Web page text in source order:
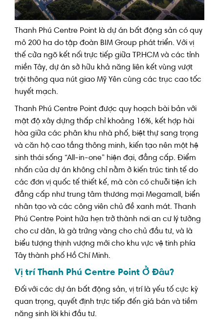
Thanh Phú Centre Point là dự án bất động sản có quy
mô 200 ha do tập đoàn BIM Group phát triển. Với vị
thế cửa ngõ kết nối trực tiếp giữa TP.HCM và các tỉnh
miền Tây, dự án sở hữu khả năng liên kết vùng vượt
trội thông qua nút giao Mỹ Yên cùng các trục cao tốc
huyết mạch.
Thanh Phú Centre Point được quy hoạch bài bản với
mật độ xây dựng thấp chỉ khoảng 16%, kết hợp hài
hòa giữa các phân khu nhà phố, biệt thự sang trọng
và căn hộ cao tầng thông minh, kiến tạo nên một hệ
sinh thái sống “All-in-one” hiện đại, đẳng cấp. Điểm
nhấn của dự án không chỉ nằm ở kiến trúc tinh tế do
các đơn vị quốc tế thiết kế, mà còn có chuỗi tiện ích
đẳng cấp như trung tâm thương mại Megamall, biển
nhân tạo và các công viên chủ đề xanh mát. Thanh
Phú Centre Point hứa hẹn trở thành nơi an cư lý tưởng
cho cư dân, là gà trứng vàng cho chủ đầu tư, và là
biểu tượng thịnh vượng mới cho khu vực vệ tinh phía
Tây thành phố Hồ Chí Minh.
Vị trí Thanh Phú Centre Point Ở Đâu?
Đối với các dự án bất động sản, vị trí là yếu tố cực kỳ
quan trọng, quyết định trực tiếp đến giá bán và tiềm
năng sinh lời khi đầu tư.